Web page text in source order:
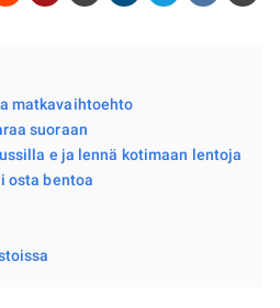
matkavaihtoehto
suoraan
e ja lennä kotimaan lentoja
osta bentoa